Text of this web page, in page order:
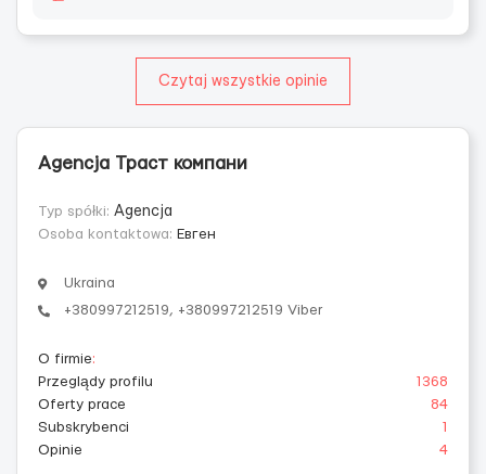
Czytaj wszystkie opinie
Agencja Траст компани
Typ spółki: Agencja
Osoba kontaktowa: Евген
Ukraina
+380997212519, +380997212519 Viber
O firmie:
Przeglądy profilu
1368
Oferty prace
84
Subskrybenci
1
Opinie
4